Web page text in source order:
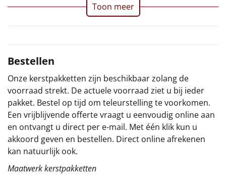
Doe het zelf
Sinterklaaspakketten
Particulier
Kerstgeschenken 2026
Relatiegeschenken
Cadeaubon
Toon meer
Bestellen
Onze kerstpakketten zijn beschikbaar zolang de
voorraad strekt. De actuele voorraad ziet u bij ieder
pakket. Bestel op tijd om teleurstelling te voorkomen.
Een vrijblijvende offerte vraagt u eenvoudig online aan
en ontvangt u direct per e-mail. Met één klik kun u
akkoord geven en bestellen. Direct online afrekenen
kan natuurlijk ook.
Maatwerk kerstpakketten